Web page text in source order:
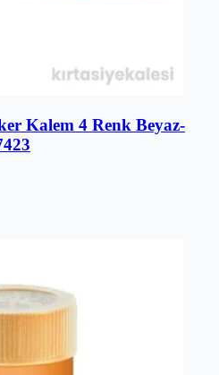
Kalem 4 Renk Beyaz-